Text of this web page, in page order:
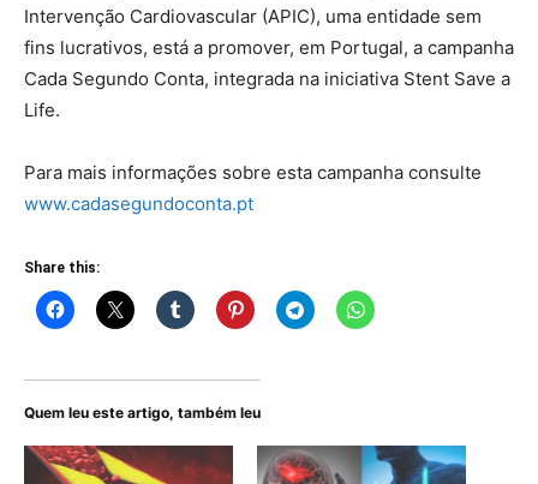
Intervenção Cardiovascular (APIC), uma entidade sem
fins lucrativos, está a promover, em Portugal, a campanha
Cada Segundo Conta, integrada na iniciativa Stent Save a
Life.
Para mais informações sobre esta campanha consulte
www.cadasegundoconta.pt
Share this:
Quem leu este artigo, também leu